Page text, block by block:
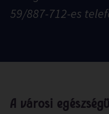
59/887-712-es
A városi